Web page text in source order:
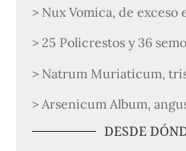
> Nux Vomica, de exceso
> 25 Policrestos y 36
> Natrum Muriaticum,
> Arsenicum Album,
DESDE